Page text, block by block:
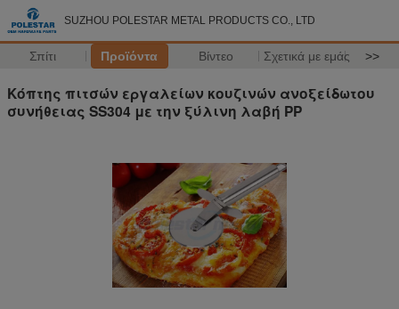
SUZHOU POLESTAR METAL PRODUCTS CO., LTD
Σπίτι Προϊόντα Βίντεο Σχετικά με εμάς >>
Κόπτης πιτσών εργαλείων κουζινών ανοξείδωτου
συνήθειας SS304 με την ξύλινη λαβή PP